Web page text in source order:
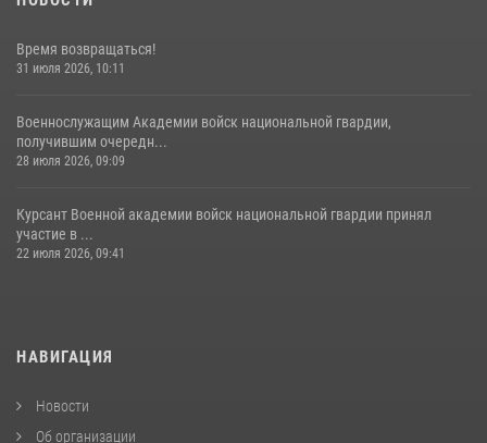
Время возвращаться!
31 июля 2026, 10:11
Военнослужащим Академии войск национальной гвардии,
получившим очередн...
28 июля 2026, 09:09
Курсант Военной академии войск национальной гвардии принял
участие в ...
22 июля 2026, 09:41
НАВИГАЦИЯ
Новости
Об организации